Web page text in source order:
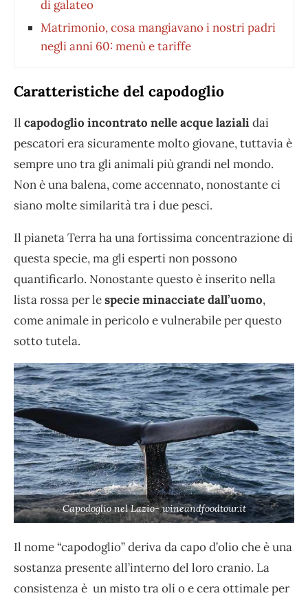
di galateo
Matrimonio, cosa mangiavano i nostri padri
negli anni 60: menù e tariffe
Caratteristiche del capodoglio
Il capodoglio incontrato nelle acque lazialidai
pescatori era sicuramente molto giovane, tuttavia è
sempre uno tra gli animali più grandi nel mondo.
Non è una balena, come accennato, nonostante ci
siano molte similarità tra i due pesci.
Il pianeta Terra ha una fortissima concentrazione di
questa specie, ma gli esperti non possono
quantificarlo. Nonostante questo è inserito nella
lista rossa per lespecie minacciate dall’uomo,
come animale in pericolo e vulnerabile per questo
sotto tutela.
Capodoglio nel Lazio- wineandfoodtour.it
Il nome “capodoglio” deriva da capo d’olio che è una
sostanza presente all’interno del loro cranio. La
consistenza è un misto tra oli o e cera ottimale per